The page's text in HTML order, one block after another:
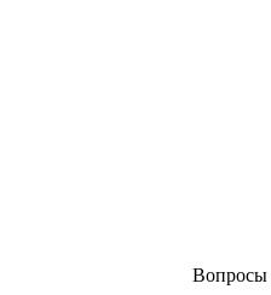
Размещение на
Вопросы